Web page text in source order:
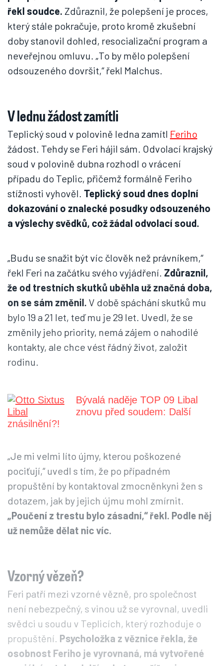
řekl soudce. Zdůraznil, že polepšení je proces,
který stále pokračuje, proto kromě zkušební
doby stanovil dohled, resocializační program a
neveřejnou omluvu. „To by mělo polepšení
odsouzeného dovršit,“ řekl Malchus.
V lednu žádost zamítli
Teplický soud v polovině ledna zamítl Feriho
žádost. Tehdy se Feri hájil sám. Odvolací krajský
soud v polovině dubna rozhodl o vrácení
případu do Teplic, přičemž formálně Feriho
stížnosti vyhověl. Teplický soud dnes doplní
dokazování o znalecké posudky odsouzeného
a výslechy svědků, což žádal odvolací soud.
„Budu se snažit být víc člověk než právníkem,“
řekl Feri na začátku svého vyjádření. Zdůraznil,
že od trestních skutků uběhla už značná doba,
on se sám změnil. V době spáchání skutků mu
bylo 19 a 21 let, teď mu je 29 let. Uvedl, že se
změnily jeho priority, nemá zájem o nahodilé
kontakty, ale chce vést řádný život, založit
rodinu.
Bývalá naděje TOP 09 Libal
znovu před soudem: Další
znásilnění?!
„Je mi velmi líto újmy, kterou poškozené
pociťují,“ uvedl s tím, že po případném
propuštění by kontaktoval zmocněnkyni žen s
dotazem, jak by jejich újmu mohl zmírnit.
„Poučení z trestu bylo zásadní,“ řekl. Podle něj
už nemůže dělat nic víc.
Vzorný vězeň?
Feri patří mezi vzorné vězně, pro společnost
není nebezpečný, s vinou už se vyrovnal, uvedli
svědci u soudu v Teplicích, který rozhoduje o
propuštění. Psycholožka z věznice řekla, že
osobnost Feriho je vyrovnaná, má vytvořené